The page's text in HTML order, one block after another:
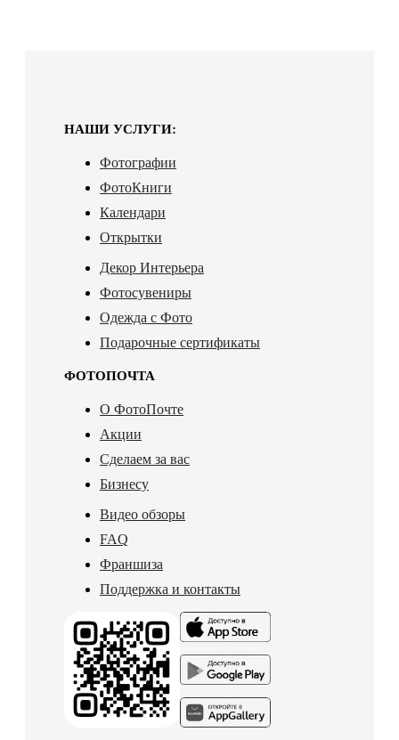
НАШИ УСЛУГИ:
Фотографии
ФотоКниги
Календари
Открытки
Декор Интерьера
Фотосувениры
Одежда с Фото
Подарочные сертификаты
ФОТОПОЧТА
О ФотоПочте
Акции
Сделаем за вас
Бизнесу
Видео обзоры
FAQ
Франшиза
Поддержка и контакты